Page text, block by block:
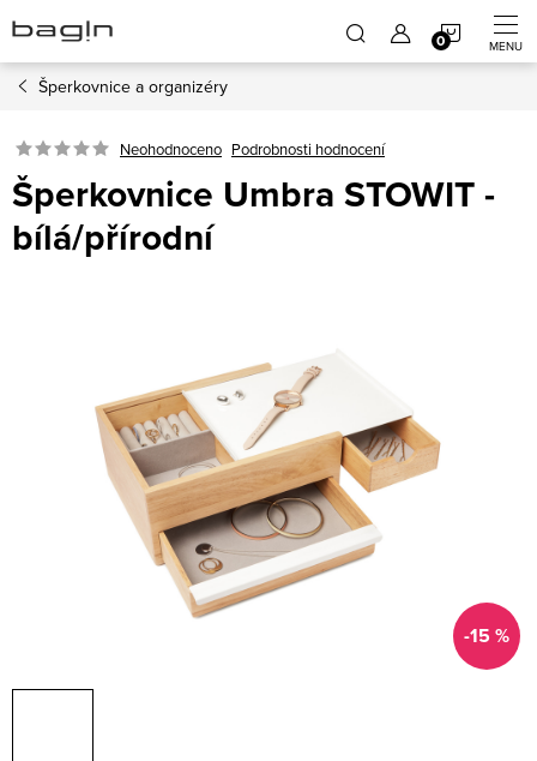
na
obsah
Šperkovnice a organizéry
Neohodnoceno Podrobnosti hodnocení
Šperkovnice Umbra STOWIT -
bílá/přírodní
-15 %